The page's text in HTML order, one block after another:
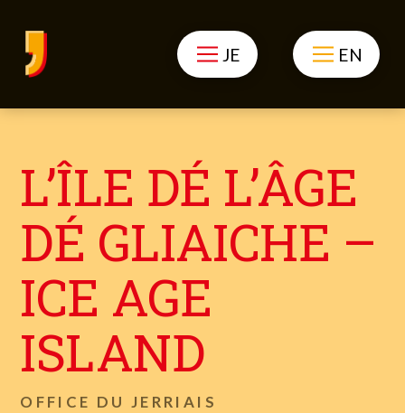
JE EN
L’ÎLE DÉ L’ÂGE
DÉ GLIAICHE –
ICE AGE
ISLAND
OFFICE DU JERRIAIS